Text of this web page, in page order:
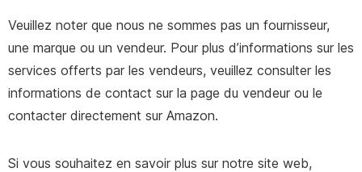
Veuillez noter que nous ne sommes pas un fournisseur,
une marque ou un vendeur. Pour plus d’informations sur les
services offerts par les vendeurs, veuillez consulter les
informations de contact sur la page du vendeur ou le
contacter directement sur Amazon.
Si vous souhaitez en savoir plus sur notre site web,